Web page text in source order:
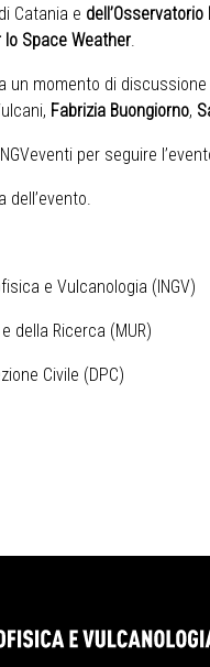
di Catania e
Space Weather.
un momento di
Fabrizia Buongiorno,
per seguire
dell’evento.
e Vulcanologia (INGV)
della Ricerca (MUR)
Civile (DPC)